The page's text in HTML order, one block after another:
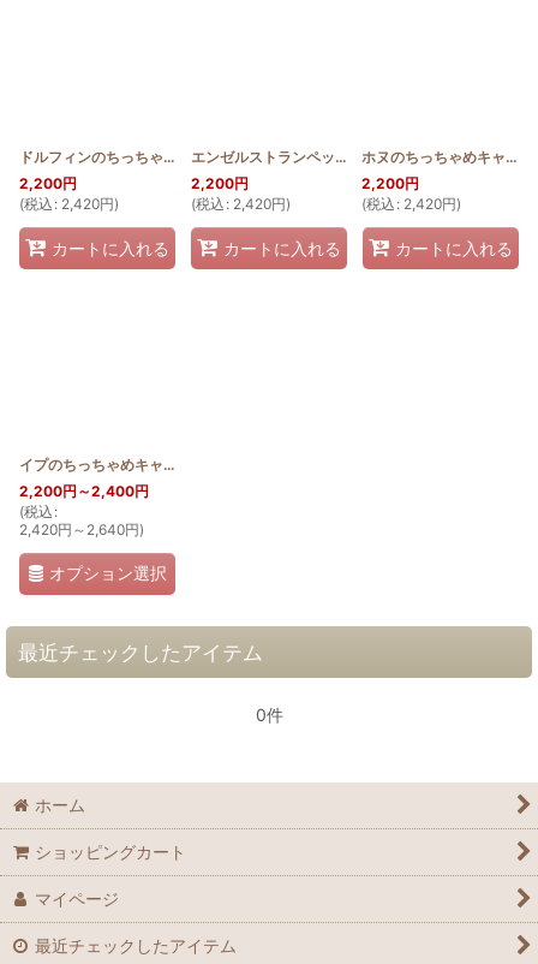
ドルフィンのちっちゃめキャラメルポーチ [HQKP_MINI_DOL]
2,200円
(税込 : 2,420円)
カートに入れる
エンゼルストランペットのちっちゃめキャラメルポーチ
2,200円
(税込 : 2,420円)
カートに入れる
ホヌのちっちゃめキャラメルポーチ
2,200円
(税込 : 2,420円)
カートに入れる
イプのちっちゃめキャラメルポーチ
2,200円 ～2,400円
(税込 :
2,420円 ～2,640円)
オプション選択
最近チェックしたアイテム
0件
ホーム
ショッピングカート
マイページ
最近チェックしたアイテム